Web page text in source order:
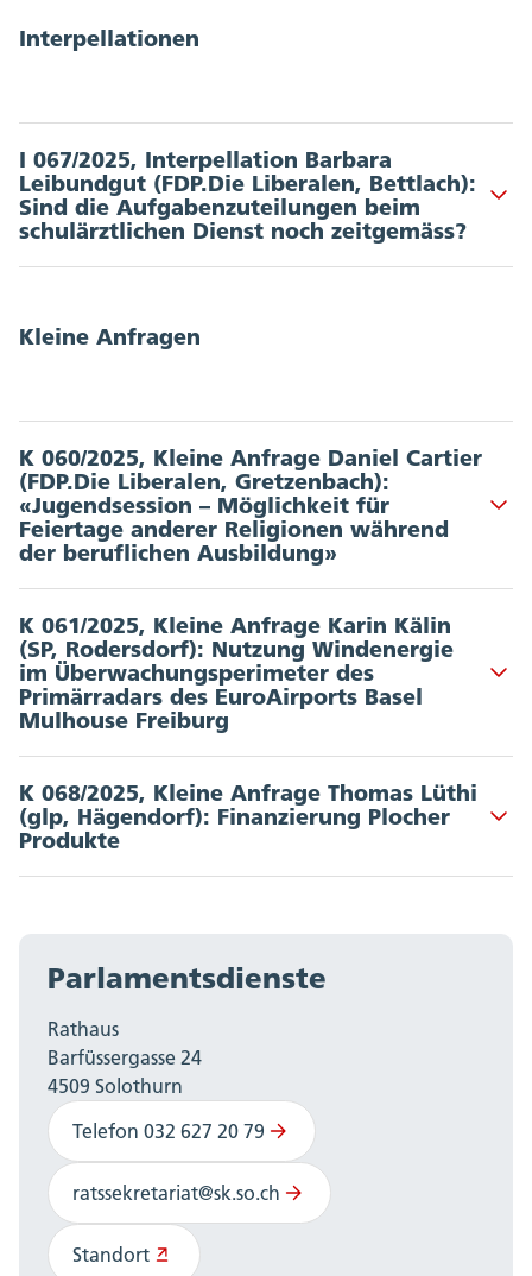
Dokumente:
Interpellationen
I 067/2025, Interpellation Barbara
Leibundgut (FDP.Die Liberalen, Bettlach):
Sind die Aufgabenzuteilungen beim
schulärztlichen Dienst noch zeitgemäss?
Akkordeon Button
Dokumente:
Kleine Anfragen
K 060/2025, Kleine Anfrage Daniel Cartier
(FDP.Die Liberalen, Gretzenbach):
«Jugendsession – Möglichkeit für
Feiertage anderer Religionen während
der beruflichen Ausbildung»
Akkordeon Button
Dokumente:
Vorstoss vom 11.03.2025
K 061/2025, Kleine Anfrage Karin Kälin
(SP, Rodersdorf): Nutzung Windenergie
im Überwachungsperimeter des
Primärradars des EuroAirports Basel
Mulhouse Freiburg
Akkordeon Button
Dokumente:
K 068/2025, Kleine Anfrage Thomas Lüthi
(glp, Hägendorf): Finanzierung Plocher
Produkte
Akkordeon Button
Vorstoss vom 12.03.2025
Parlamentsdienste
Rathaus
Barfüssergasse 24
4509 Solothurn
Telefon 032 627 20 79
ratssekretariat@sk.so.ch
Standort